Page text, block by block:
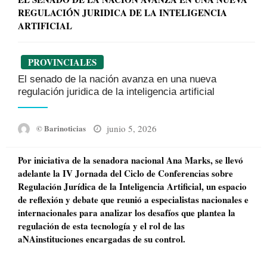
REGULACIÓN JURIDICA DE LA INTELIGENCIA
ARTIFICIAL
PROVINCIALES
El senado de la nación avanza en una nueva
regulación juridica de la inteligencia artificial
© Barinoticias
Posted
junio 5, 2026
Por iniciativa de la senadora nacional Ana Marks, se llevó
adelante la IV Jornada del Ciclo de Conferencias sobre
Regulación Jurídica de la Inteligencia Artificial, un espacio
de reflexión y debate que reunió a especialistas nacionales e
internacionales para analizar los desafíos que plantea la
regulación de esta tecnología y el rol de las
aNAinstituciones encargadas de su control.